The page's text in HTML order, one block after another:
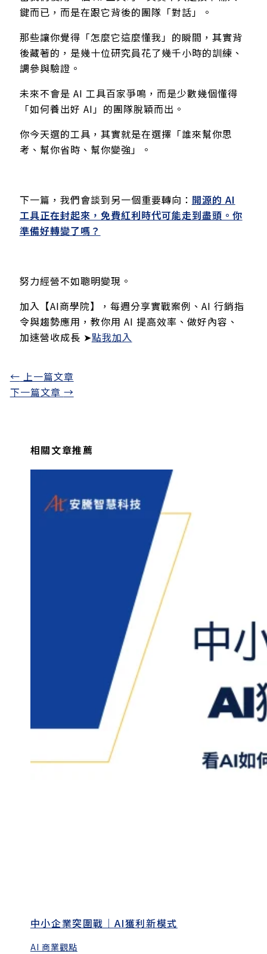
鍵而已，而是在跟它背後的團隊「對話」。
那些讓你覺得「怎麼它這麼懂我」的瞬間，其實背
後藏著的，是幾十位研究員花了幾千小時的訓練、
調參與驗證。
未來不會是 AI 工具百家爭鳴，而是少數幾個懂得
「如何養出好 AI」的團隊脫穎而出。
你今天選的工具，其實就是在選擇「誰來幫你思
考、幫你省時、幫你變強」。
下一篇，我們會談到另一個重要轉向： 開源的 AI
工具正在封起來，免費紅利時代可能走到盡頭。你
準備好轉變了嗎？
努力經營不如聰明變現。
加入【AI商學院】，每週分享實戰案例、AI 行銷指
令與趨勢應用，教你用 AI 提高效率、做好內容、
加速營收成長 ➤點我加入
← 上一篇文章
下一篇文章 →
相關文章推薦
中小企業突圍戰｜AI獲利新模式
AI 商業觀點